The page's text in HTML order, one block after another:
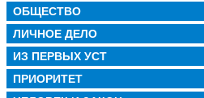
ОБЩЕСТВО
ЛИЧНОЕ ДЕЛО
ИЗ ПЕРВЫХ УСТ
ПРИОРИТЕТ